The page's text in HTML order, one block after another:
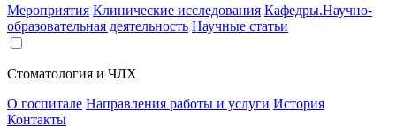
Мероприятия Клинические исследования Кафедры.Научно-
образовательная деятельность Научные статьи
Стоматология и ЧЛХ
О госпитале Направления работы и услуги История
Контакты